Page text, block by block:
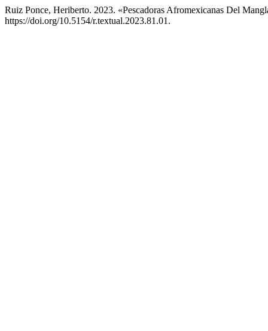
Ruiz Ponce, Heriberto. 2023. «Pescadoras Afromexicanas Del
https://doi.org/10.5154/r.textual.2023.81.01.